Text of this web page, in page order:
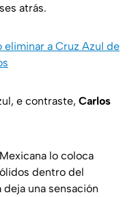
atrás.
eliminar a Cruz Azul de
e contraste, Carlos
lo coloca
dentro del
una sensación